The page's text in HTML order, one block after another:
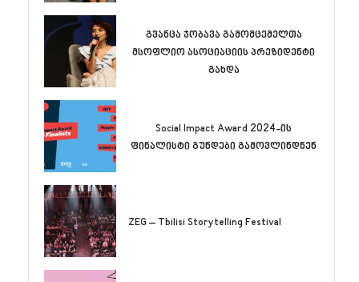
გვანცა ჯობავა გამომცემელთა
მსოფლიო ასოციაციის პრეზიდენტი
გახდა
Social Impact Award 2024-ის
ფინალისტი გუნდები გამოვლინდნენ
ZEG – Tbilisi Storytelling Festival